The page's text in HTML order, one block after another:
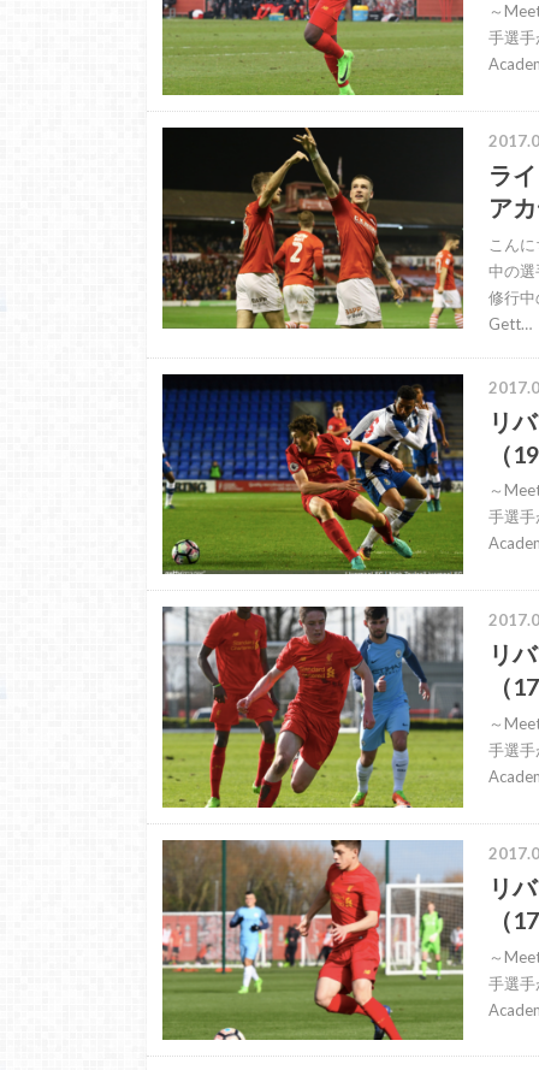
～
手選
ラ
ア
こん
中の
修行
Gett…
リ
（
～
手選
リ
（
～
手選
リ
（
～
手選